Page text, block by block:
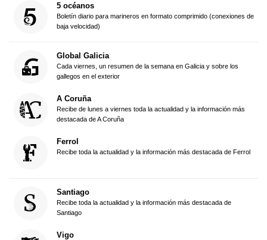
5 océanos
Boletín diario para marineros en formato comprimido (conexiones de
baja velocidad)
Global Galicia
Cada viernes, un resumen de la semana en Galicia y sobre los
gallegos en el exterior
A Coruña
Recibe de lunes a viernes toda la actualidad y la información más
destacada de A Coruña
Ferrol
Recibe toda la actualidad y la información más destacada de Ferrol
Santiago
Recibe toda la actualidad y la información más destacada de
Santiago
Vigo